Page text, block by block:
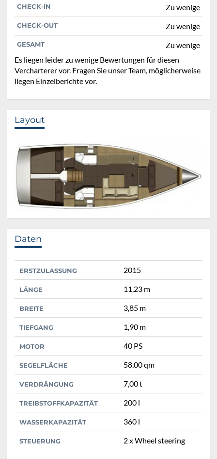
CHECK-IN Zu wenige
CHECK-OUT Zu wenige
GESAMT
Zu wenige
Es liegen leider zu wenige Bewertungen für diesen
Vercharterer vor. Fragen Sie unser Team, möglicherweise
liegen Einzelberichte vor.
Layout
Daten
ERSTZULASSUNG 2015
LÄNGE 11,23 m
BREITE 3,85 m
TIEFGANG 1,90 m
MOTOR 40 PS
SEGELFLÄCHE 58,00 qm
VERDRÄNGUNG 7,00 t
TREIBSTOFFKAPAZITÄT 200 l
WASSERKAPAZITÄT 360 l
STEUERUNG 2 x Wheel steering